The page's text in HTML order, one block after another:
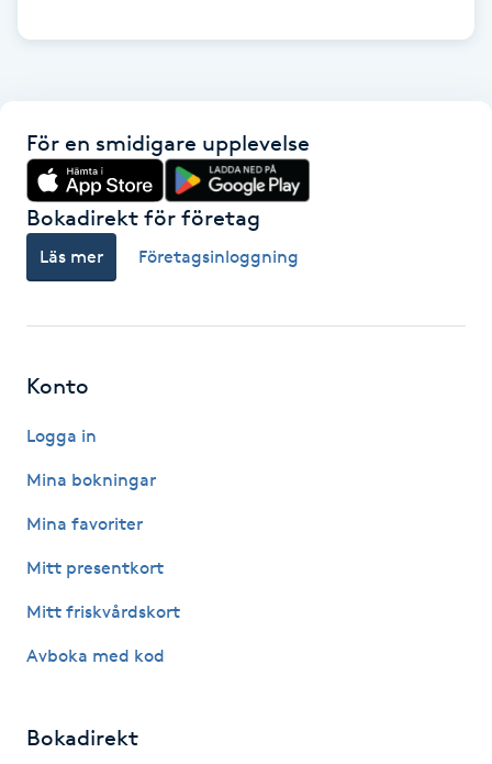
Hot Stone Massage
Hudföryngring
Huduppstramning
Hypnos
Hårborttagning
Hårförlängning
För en smidigare upplevelse
Bokadirekt för företag
Läs mer Företagsinloggning
Konto
Logga in
Mina bokningar
Mina favoriter
Mitt presentkort
Mitt friskvårdskort
Avboka med kod
Bokadirekt